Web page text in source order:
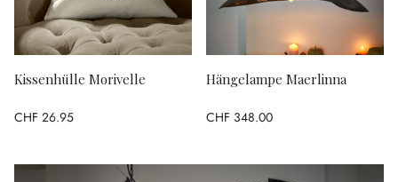
Kissenhülle Morivelle
CHF 26.95
Hängelampe Maerlinna
CHF 348.00